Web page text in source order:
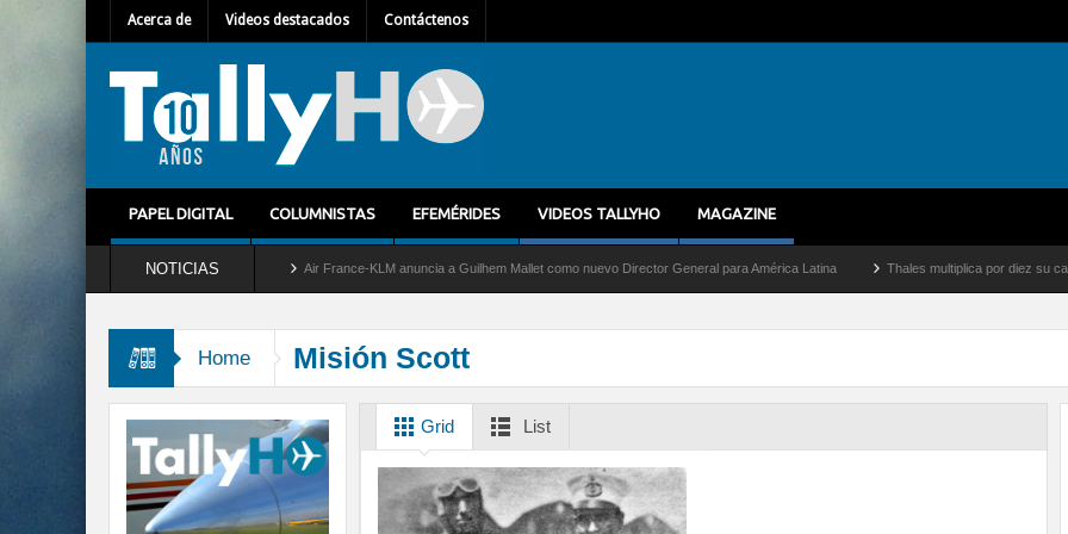
Acerca de Videos destacados Contáctenos
PAPEL DIGITAL COLUMNISTAS EFEMÉRIDES VIDEOS TALLYHO MAGAZINE
NOTICIAS
del servicio al C-2 Greyhound Air France-KLM anuncia a Guilhem Mallet como nuevo Director General para América Latina Thales multiplica por diez su capacidad
Home Misión Scott
Grid List